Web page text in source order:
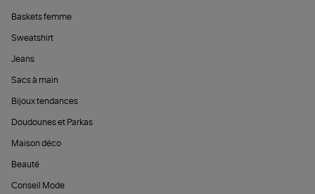
Baskets femme
Sweatshirt
Jeans
Sacs à main
Bijoux tendances
Doudounes et Parkas
Maison déco
Beauté
Conseil Mode